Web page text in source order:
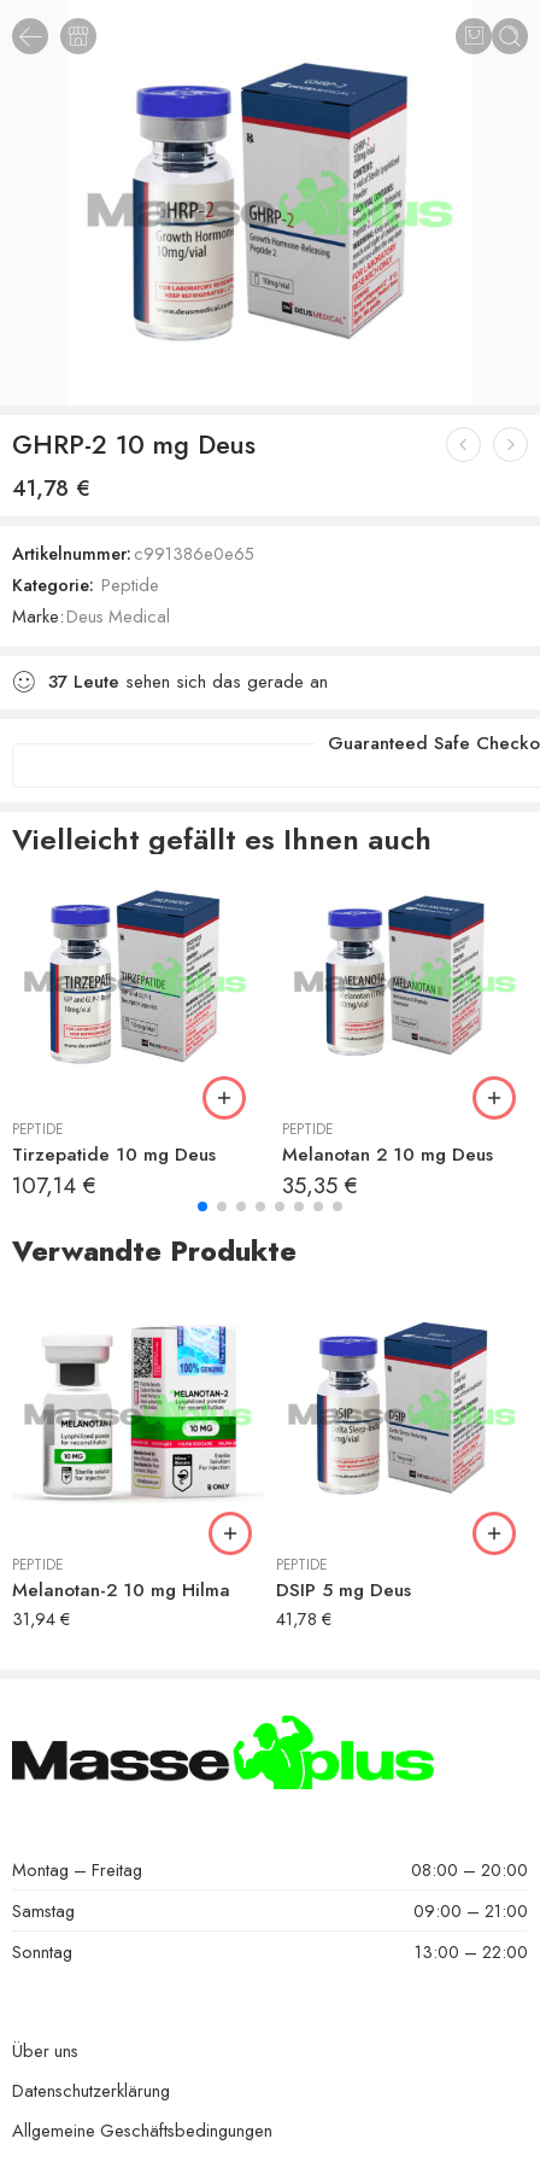
GHRP-2 10 mg Deus
41,78 €
Artikelnummer:c991386e0e65
Kategorie: Peptide
Marke:Deus Medical
37 Leute sehen sich das gerade an
Guaranteed Safe
Vielleicht gefällt es Ihnen auch
PEPTIDE
Tirzepatide 10 mg Deus
107,14 €
PEPTIDE
Melanotan 2 10 mg Deus
35,35 €
Verwandte Produkte
PEPTIDE
Melanotan-2 10 mg Hilma
31,94€
PEPTIDE
DSIP 5 mg Deus
41,78 €
Montag – Freitag
08:00 – 20:00
Samstag
09:00 – 21:00
Sonntag
13:00 – 22:00
Über uns
Datenschutzerklärung
Allgemeine Geschäftsbedingungen